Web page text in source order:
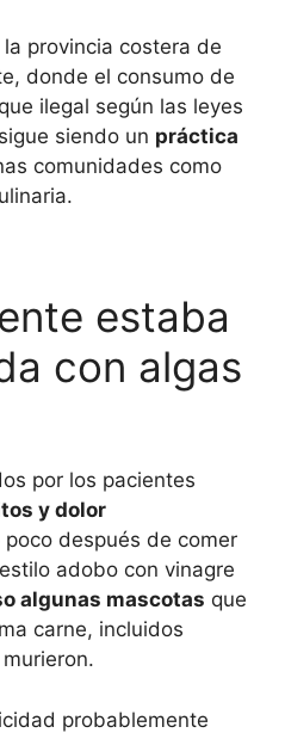
provincia costera de
donde el consumo de
ilegal según las leyes
siendo un práctica
comunidades como
estaba
con algas
por los pacientes
y dolor
poco después de comer
adobo con vinagre
algunas mascotas que
carne, incluidos
probablemente